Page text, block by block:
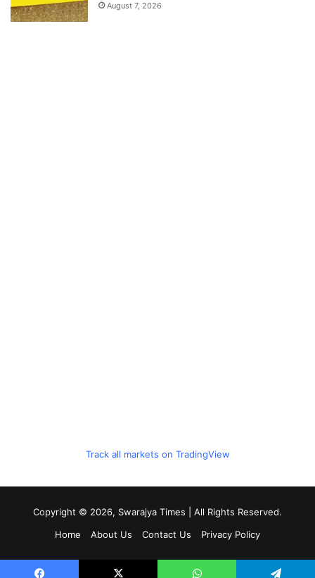
August 7, 2026
Track all markets on TradingView
Copyright © 2026, Swarajya Times | All Rights Reserved.
Home
About Us Contact Us Privacy Policy